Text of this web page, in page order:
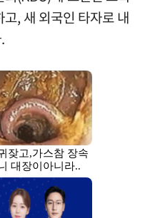
, 새 외국인 타자로 내